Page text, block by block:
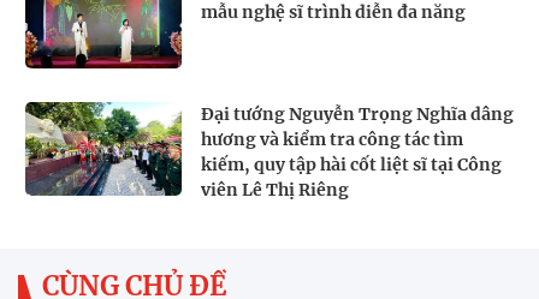
mẫu nghệ sĩ trình diễn đa năng
Đại tướng Nguyễn Trọng Nghĩa dâng
hương và kiểm tra công tác tìm
kiếm, quy tập hài cốt liệt sĩ tại Công
viên Lê Thị Riêng
CÙNG CHỦ ĐỀ